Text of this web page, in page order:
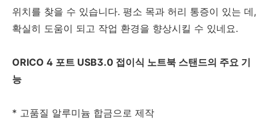
위치를 찾을 수 있습니다. 평소 목과 허리 통증이 있는 데,
확실히 도움이 되고 작업 환경을 향상시킬 수 있네요.
ORICO 4 포트 USB3.0 접이식 노트북 스탠드의 주요 기
능
* 고품질 알루미늄 합금으로 제작